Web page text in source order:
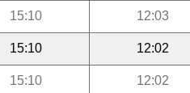
12:03
15:10
12:02
15:10
12:02
15:10